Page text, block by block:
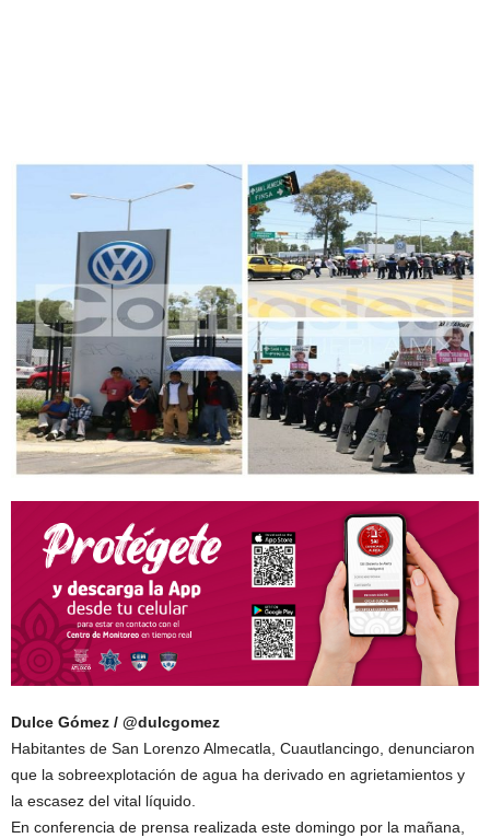
Dulce Gómez / @dulcgomez
Habitantes de San Lorenzo Almecatla, Cuautlancingo, denunciaron
que la sobreexplotación de agua ha derivado en agrietamientos y
la escasez del vital líquido.
En conferencia de prensa realizada este domingo por la mañana,